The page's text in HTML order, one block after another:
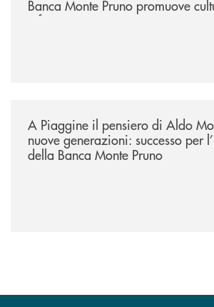
Banca Monte Pruno promuove
e futuro
A Piaggine il pensiero di Aldo
nuove generazioni: successo per
della Banca Monte Pruno